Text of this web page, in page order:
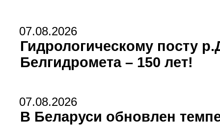
07.08.2026
Гидрологическому посту
Белгидромета – 150 лет!
07.08.2026
В Беларуси обновлен